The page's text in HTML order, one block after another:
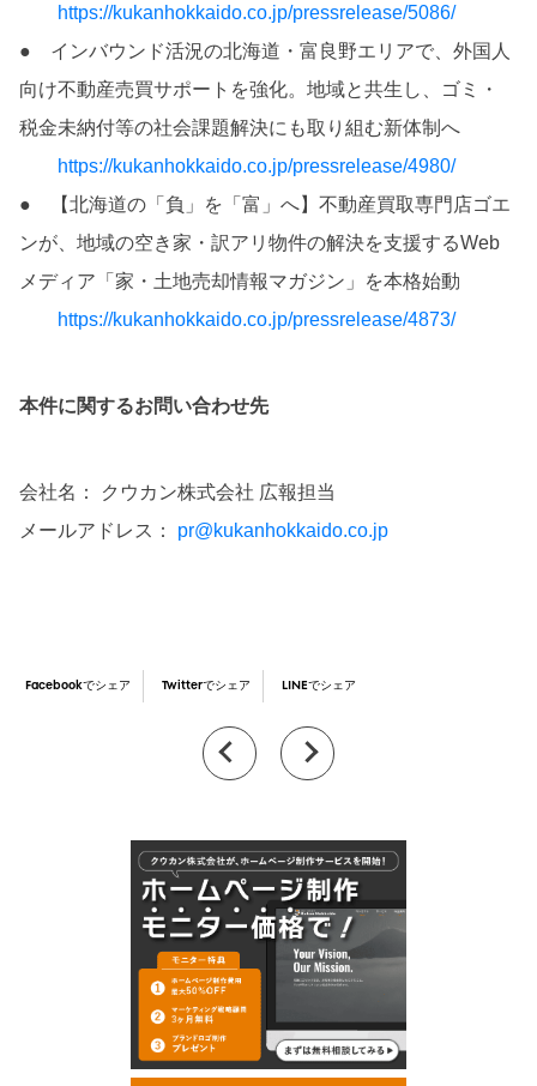
https://kukanhokkaido.co.jp/pressrelease/5086/
● インバウンド活況の北海道・富良野エリアで、外国人
向け不動産売買サポートを強化。地域と共生し、ゴミ・
税金未納付等の社会課題解決にも取り組む新体制へ
https://kukanhokkaido.co.jp/pressrelease/4980/
● 【北海道の「負」を「富」へ】不動産買取専門店ゴエ
ンが、地域の空き家・訳アリ物件の解決を支援するWeb
メディア「家・土地売却情報マガジン」を本格始動
https://kukanhokkaido.co.jp/pressrelease/4873/
本件に関するお問い合わせ先
会社名： クウカン株式会社 広報担当
メールアドレス： pr@kukanhokkaido.co.jp
Facebookでシェア Twitterでシェア LINEでシェア